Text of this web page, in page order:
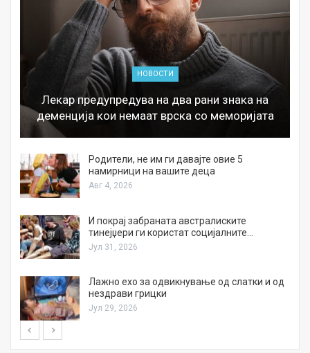
НОВОСТИ
Лекар предупредува на два рани знака на
деменција кои немаат врска со меморијата
Родители, не им ги давајте овие 5
намирници на вашите деца
Авг 4, 2026
И покрај забраната австралиските
тинејџери ги користат социјалните…
Јул 31, 2026
Лажно ехо за одвикнување од слатки и од
нездрави грицки
Јул 29, 2026